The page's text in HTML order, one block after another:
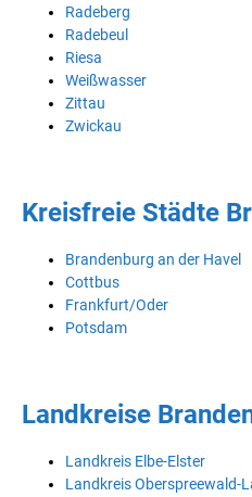
Radeberg
Radebeul
Riesa
Weißwasser
Zittau
Zwickau
Kreisfreie Städte
Brandenburg an der Havel
Cottbus
Frankfurt/Oder
Potsdam
Landkreise
Landkreis Elbe-Elster
Landkreis Oberspreewald-